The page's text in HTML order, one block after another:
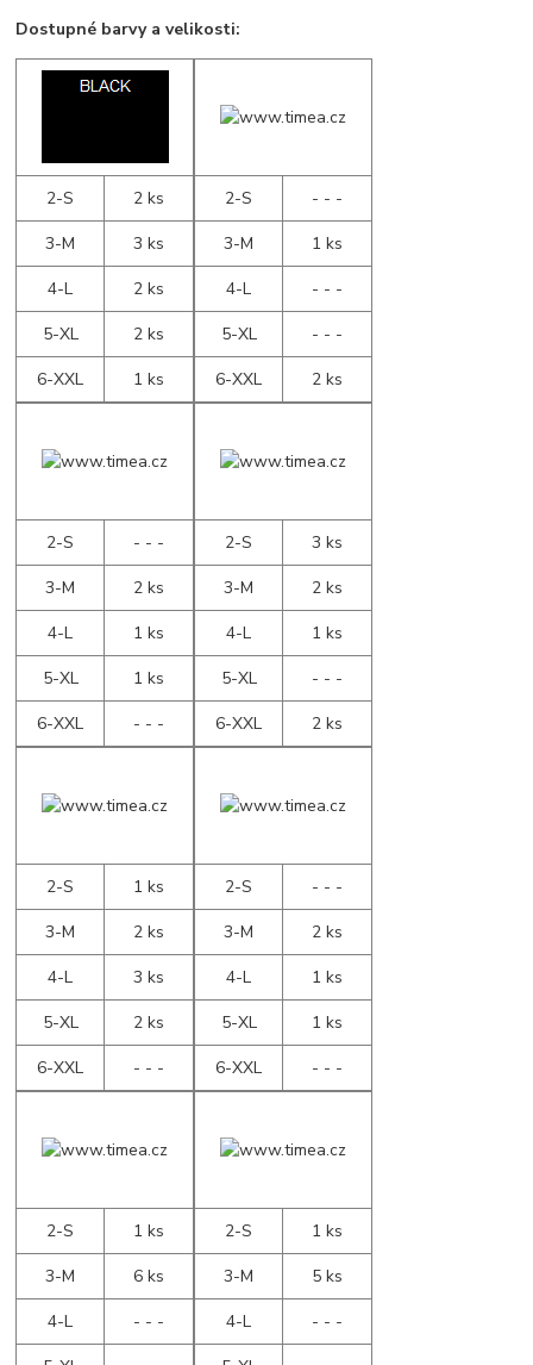
Dostupné barvy a velikosti:
2-S
2 ks
3-M
3 ks
4-L
2 ks
5-XL
2 ks
6-XXL
1 ks
2-S
- - -
3-M
1 ks
4-L
- - -
5-XL
- - -
6-XXL
2 ks
2-S
- - -
3-M
2 ks
4-L
1 ks
5-XL
1 ks
6-XXL
- - -
2-S
3 ks
3-M
2 ks
4-L
1 ks
5-XL
- - -
6-XXL
2 ks
2-S
1 ks
3-M
2 ks
4-L
3 ks
5-XL
2 ks
6-XXL
- - -
2-S
- - -
3-M
2 ks
4-L
1 ks
5-XL
1 ks
6-XXL
- - -
2-S
1 ks
3-M
6 ks
4-L
- - -
2-S
1 ks
3-M
5 ks
4-L
- - -